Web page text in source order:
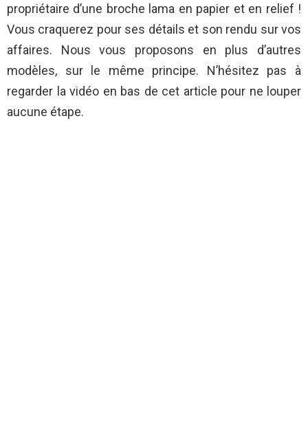
propriétaire d’une broche lama en papier et en relief !
Vous craquerez pour ses détails et son rendu sur vos
affaires. Nous vous proposons en plus d’autres
modèles, sur le même principe. N’hésitez pas à
regarder la vidéo en bas de cet article pour ne louper
aucune étape.